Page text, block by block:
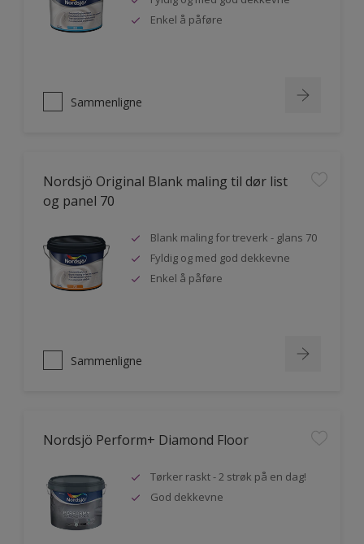
Enkel å påføre
Sammenligne
Nordsjö Original Blank maling til dør list
og panel 70
Blank maling for treverk - glans 70
Fyldig og med god dekkevne
Enkel å påføre
Sammenligne
Nordsjö Perform+ Diamond Floor
Tørker raskt - 2 strøk på en dag!
God dekkevne